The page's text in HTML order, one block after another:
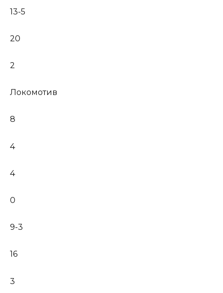
13-5
20
2
Локомотив
8
4
4
0
9-3
16
3